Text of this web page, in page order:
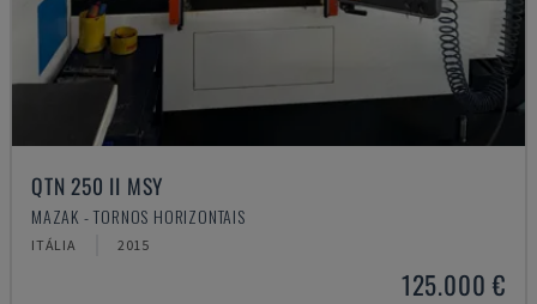
QTN 250 II MSY
MAZAK - TORNOS HORIZONTAIS
ITÁLIA 2015
125.000 €